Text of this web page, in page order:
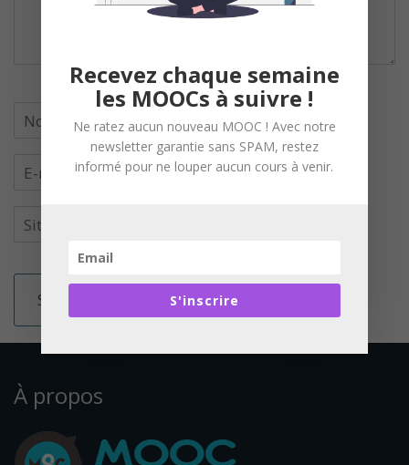
À propos
Recevez chaque semaine
les MOOCs à suivre !
Ne ratez aucun nouveau MOOC ! Avec notre
newsletter garantie sans SPAM, restez
informé pour ne louper aucun cours à venir.
S'inscrire